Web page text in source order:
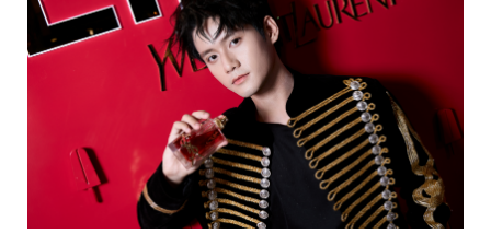
Xuân Phúc giới thiệu vai
diễn mới tại showcase
phim điện ảnh "Nghỉ Hè
Sợ Nghỉ Hưu"
Đỗ Nhật Hoàng tham gia
dự án điện ảnh mới: Yêu
Sai Yêu Lại!